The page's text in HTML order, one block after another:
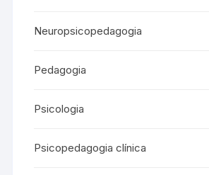
Neuropsicopedagogia
Pedagogia
Psicologia
Psicopedagogia clínica